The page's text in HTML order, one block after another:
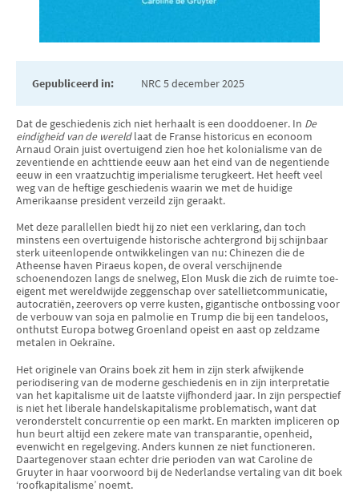
Gepubliceerd in: NRC 5 december 2025
Dat de geschiedenis zich niet herhaalt is een dooddoener. In De
eindigheid van de wereldlaat de Franse historicus en econoom
Arnaud Orain juist overtuigend zien hoe het kolonialisme van de
zeventiende en achttiende eeuw aan het eind van de negentiende
eeuw in een vraatzuchtig imperialisme terugkeert. Het heeft veel
weg van de heftige geschiedenis waarin we met de huidige
Amerikaanse president verzeild zijn geraakt.
Met deze parallellen biedt hij zo niet een verklaring, dan toch
minstens een overtuigende historische achtergrond bij schijnbaar
sterk uiteenlopende ontwikkelingen van nu: Chinezen die de
Atheense haven Piraeus kopen, de overal verschijnende
schoenendozen langs de snelweg, Elon Musk die zich de ruimte toe-
eigent met wereldwijde zeggenschap over satellietcommunicatie,
autocratiën, zeerovers op verre kusten, gigantische ontbossing voor
de verbouw van soja en palmolie en Trump die bij een tandeloos,
onthutst Europa botweg Groenland opeist en aast op zeldzame
metalen in Oekraïne.
Het originele van Orains boek zit hem in zijn sterk afwijkende
periodisering van de moderne geschiedenis en in zijn interpretatie
van het kapitalisme uit de laatste vijfhonderd jaar. In zijn perspectief
is niet het liberale handelskapitalisme problematisch, want dat
veronderstelt concurrentie op een markt. En markten impliceren op
hun beurt altijd een zekere mate van transparantie, openheid,
evenwicht en regelgeving. Anders kunnen ze niet functioneren.
Daartegenover staan echter drie perioden van wat Caroline de
Gruyter in haar voorwoord bij de Nederlandse vertaling van dit boek
‘roofkapitalisme’ noemt.